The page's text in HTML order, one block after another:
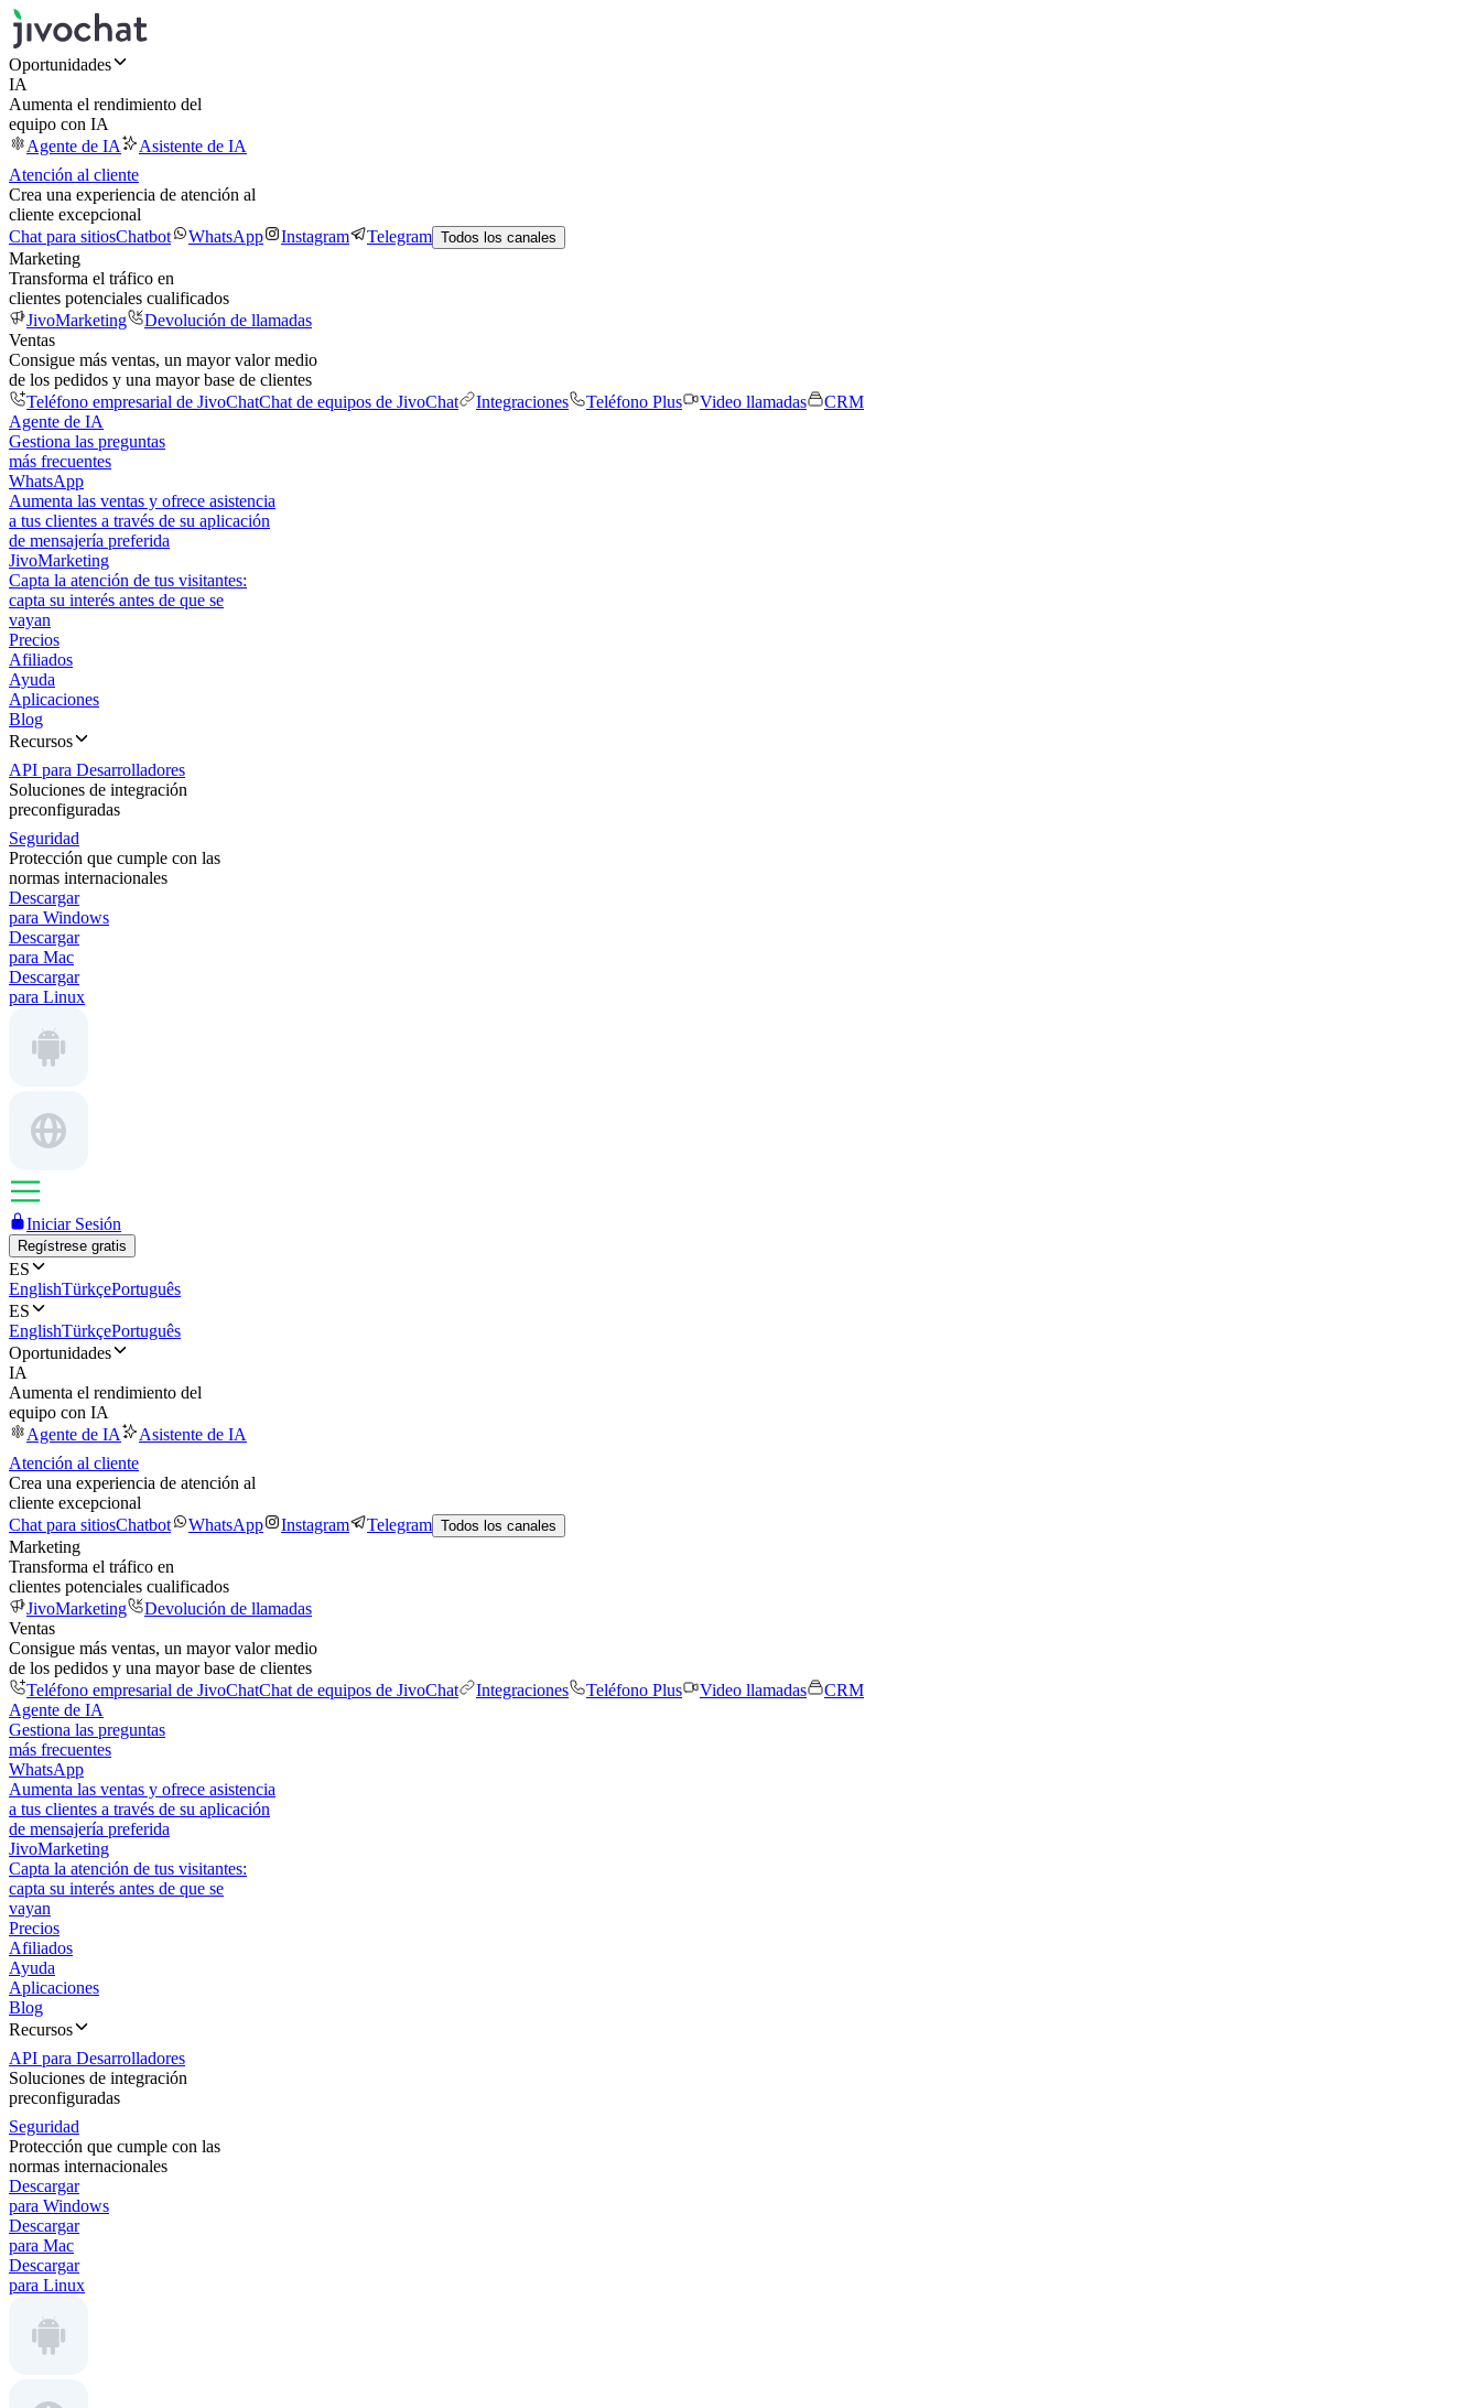
Oportunidades
IA
Aumenta el rendimiento del
equipo con IA
Agente de IA
Asistente de IA
Atención al cliente
Crea una experiencia de atención al
cliente excepcional
Chat para sitiosChatbot WhatsApp Instagram Telegram Todos los canales
Marketing
Transforma el tráfico en
clientes potenciales cualificados
JivoMarketing
Devolución de llamadas
Ventas
Consigue más ventas, un mayor valor medio
de los pedidos y una mayor base de clientes
Teléfono empresarial de JivoChatChat de equipos de JivoChat Integraciones Teléfono Plus Video llamadas
CRM
Agente de IA
Gestiona las preguntas
más frecuentes
WhatsApp
Aumenta las ventas y ofrece asistencia
a tus clientes a través de su aplicación
de mensajería preferida
JivoMarketing
Capta la atención de tus visitantes:
capta su interés antes de que se
vayan
Precios
Afiliados
Ayuda
Aplicaciones
Blog
Recursos
API para Desarrolladores
Soluciones de integración
preconfiguradas
Seguridad
Protección que cumple con las
normas internacionales
Descargar
para Windows
Descargar
para Mac
Descargar
para Linux
Iniciar Sesión
Regístrese gratis
ES
EnglishTürkçePortuguês
ES
EnglishTürkçePortuguês
Oportunidades
IA
Aumenta el rendimiento del
equipo con IA
Agente de IA
Asistente de IA
Atención al cliente
Crea una experiencia de atención al
cliente excepcional
Chat para sitiosChatbot WhatsApp Instagram Telegram Todos los canales
Marketing
Transforma el tráfico en
clientes potenciales cualificados
JivoMarketing
Devolución de llamadas
Ventas
Consigue más ventas, un mayor valor medio
de los pedidos y una mayor base de clientes
Teléfono empresarial de JivoChatChat de equipos de JivoChat Integraciones Teléfono Plus Video llamadas
CRM
Agente de IA
Gestiona las preguntas
más frecuentes
WhatsApp
Aumenta las ventas y ofrece asistencia
a tus clientes a través de su aplicación
de mensajería preferida
JivoMarketing
Capta la atención de tus visitantes:
capta su interés antes de que se
vayan
Precios
Afiliados
Ayuda
Aplicaciones
Blog
Recursos
API para Desarrolladores
Soluciones de integración
preconfiguradas
Seguridad
Protección que cumple con las
normas internacionales
Descargar
para Windows
Descargar
para Mac
Descargar
para Linux